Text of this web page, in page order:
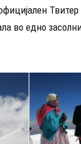
во едно